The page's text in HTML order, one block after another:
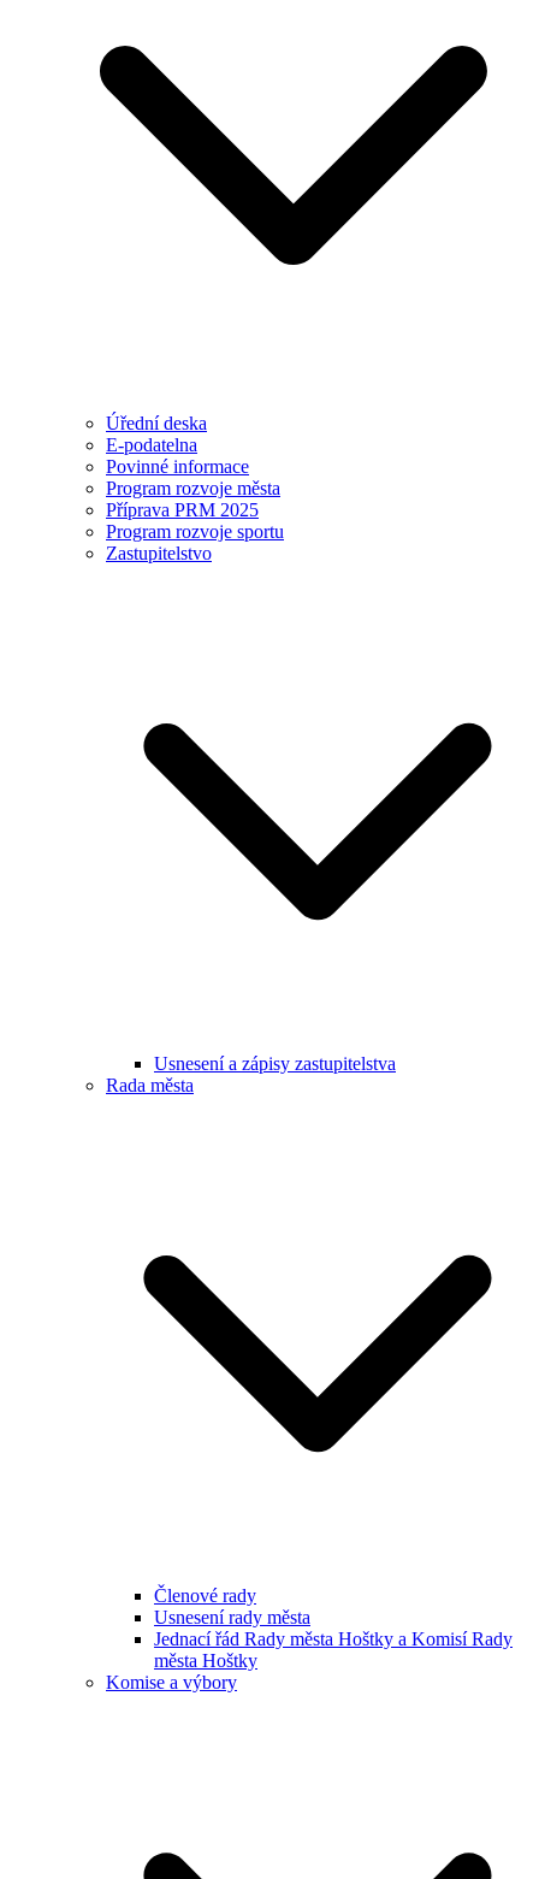
Úřední deska
E-podatelna
Povinné informace
Program rozvoje města
Příprava PRM 2025
Program rozvoje sportu
Zastupitelstvo
Usnesení a zápisy zastupitelstva
Rada města
Členové rady
Usnesení rady města
Jednací řád Rady města Hoštky a Komisí Rady
města Hoštky
Komise a výbory